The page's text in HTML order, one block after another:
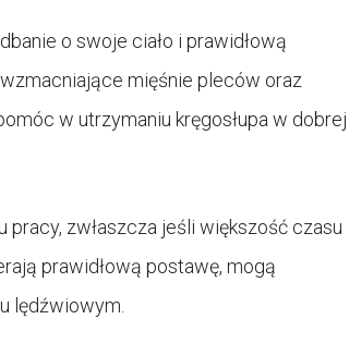
o swoje ciało i prawidłową
mięśnie pleców oraz
w utrzymaniu kręgosłupa w dobrej
zwłaszcza jeśli większość czasu
prawidłową postawę, mogą
lędźwiowym.